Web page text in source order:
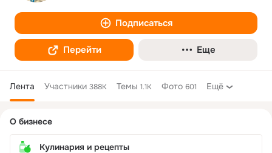
Подписаться
Перейти Еще
Лента Участники 388K Темы 1.1K Фото 601 Ещё
колонка
О бизнесе
Кулинария и рецепты